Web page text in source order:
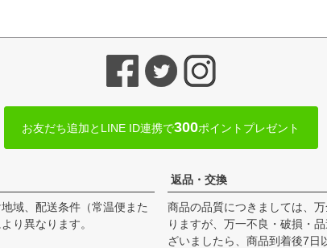
お友だち追加とLINE ID連携で300ポイントプレゼント
域、配送条件（常温便また
り異なります。
返品・交換
商品の品質につきましては、
りますが、万一不良・破損・
ざいましたら、商品到着後7日